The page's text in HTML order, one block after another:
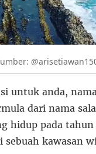
untuk anda,
dari nama
hidup pada
sebuah kawasan